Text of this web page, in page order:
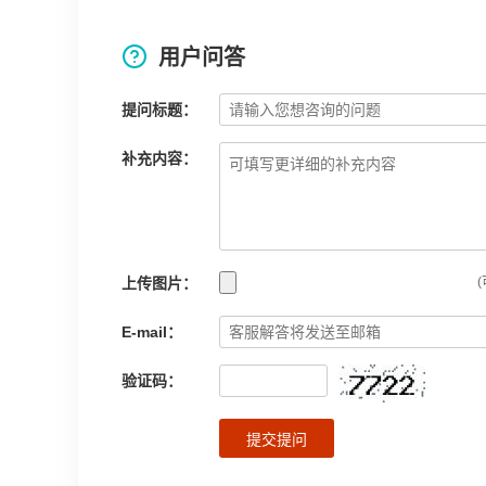
用户问答
提问标题：
补充内容：
上传图片： (
E-mail：
验证码：
提交提问